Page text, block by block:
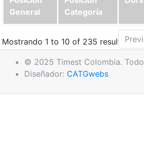
General
Categoría
Mostrando 1 to 10 of 235 resultados
© 2025 Timest Colombia.
Diseñador: CATGwebs